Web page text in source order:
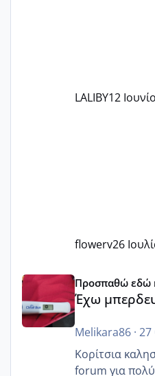
LALIBY12
flowerv26
Έχω μπερδευτεί
Προσπαθώ εδώ
Έχω
Melikara86· 27
Κορίτσια
forum για